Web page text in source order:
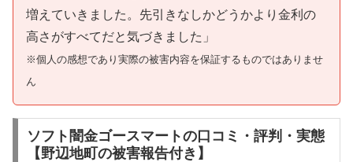
増えていきました。先引きなしかどうかより金利の
高さがすべてだと気づきました」
※個人の感想であり実際の被害内容を保証するものではありませ
ん
ソフト闇金ゴースマートの口コミ・評判・実態
【野辺地町の被害報告付き】